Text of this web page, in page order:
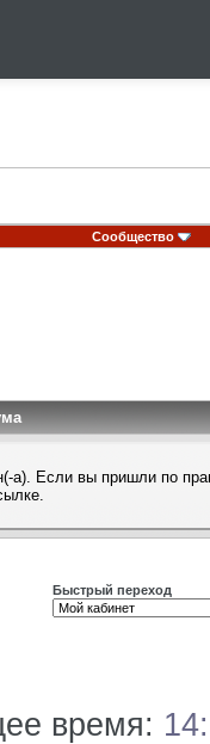
Сообщество
а). Если вы пришли по
Быстрый переход
время: